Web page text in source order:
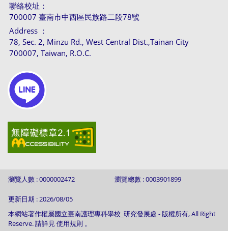
聯絡校址：
700007 臺南市中西區民族路二段78號
Address ：
78, Sec. 2, Minzu Rd., West Central Dist.,Tainan City
700007, Taiwan, R.O.C.
瀏覽人數 : 0000002472 瀏覽總數 : 0003901899
更新日期 : 2026/08/05
本網站著作權屬國立臺南護理專科學校_研究發展處 - 版權所有, All Right
Reserve. 請詳見 使用規則 。